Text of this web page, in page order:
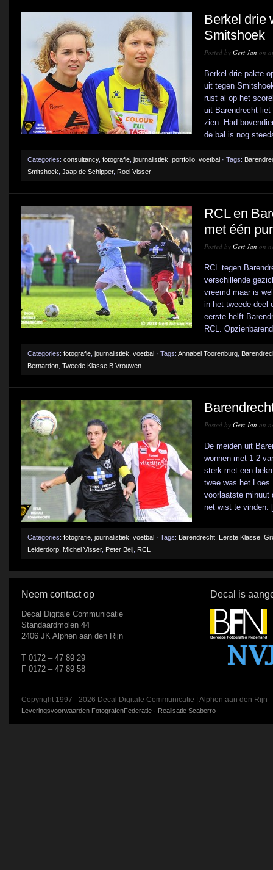
Berkel drie
Smitshoek
Posted by Gert Jan on
Berkel drie pakte
uit tegen
rust al op het
uit Barendrecht
zien. Had
de bal is nog
Categories: consultancy, fotografie journalistiek portfolio voetbal · Tags:
Smitshoek Jaap de Schipper, Roel Visser
RCL en
met één
Posted by Gert Jan on
RCL tegen
verschillende
vreemd maar is
in het tweede deel
eerste helft
RCL.
de inzetten prima
Categories: fotografie journalistiek voetbal · Tags: Annabel Toorenburg
Bernardon Tweede Klasse B Vrouwen
Posted by Gert Jan on
De meiden uit
wonnen met 1-2
sterk met een
twee was het
voorlaatste minuut
net wist te vinden.
Categories: fotografie journalistiek voetbal · Tags: Barendrecht Eerste Klasse
Leiderdorp Michel Visser, Peter Beij RCL
Neem contact op
Decal Digitale Communicatie
Standaardmolen 44
2406 JK Alphen aan den Rijn
T 0172 – 47 89 29
F 0172 – 47 89 58
Decal is
Copyright 1997 - 2026 Decal Digitale Communicatie | Alphen aan den Rijn
Leveringsvoorwaarden FotografenFederatie · Realisatie Scaberro